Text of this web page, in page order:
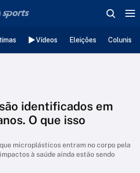
Vídeos Eleições
identificados em
O que isso
microplásticos entram no corpo pela
à saúde ainda estão sendo